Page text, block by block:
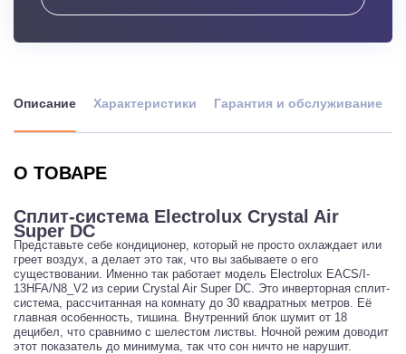
Описание Характеристики Гарантия и обслуживание
О ТОВАРЕ
Сплит-система Electrolux Crystal Air
Super DC
Представьте себе кондиционер, который не просто охлаждает или
греет воздух, а делает это так, что вы забываете о его
существовании. Именно так работает модель Electrolux EACS/I-
13HFA/N8_V2 из серии Crystal Air Super DC. Это инверторная сплит-
система, рассчитанная на комнату до 30 квадратных метров. Её
главная особенность, тишина. Внутренний блок шумит от 18
децибел, что сравнимо с шелестом листвы. Ночной режим доводит
этот показатель до минимума, так что сон ничто не нарушит.